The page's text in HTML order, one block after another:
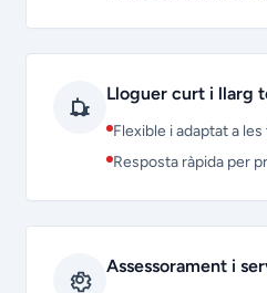
Lloguer curt i llarg
Flexible i adaptat a
Resposta ràpida per
Assessorament i